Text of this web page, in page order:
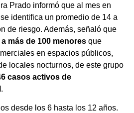
Prado informó que al mes en
identifica un promedio de 14 a
de riesgo. Además, señaló que
más de 100 menores que
en espacios públicos,
locales nocturnos, de este grupo
casos activos de
.
desde los 6 hasta los 12 años.